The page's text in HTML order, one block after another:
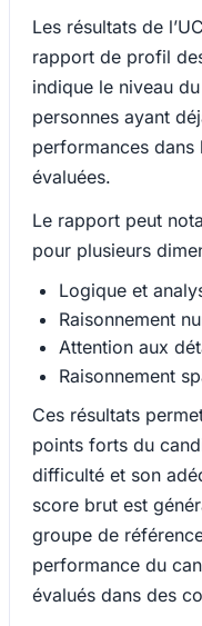
Les résultats de
rapport de profil
indique le niveau
personnes ayant
performances
évaluées.
Le rapport peut
pour plusieurs
Logique et
Raisonnement
Attention aux
Raisonnement
Ces résultats
points forts du
difficulté et son
score brut est
groupe de
performance du
évalués dans des